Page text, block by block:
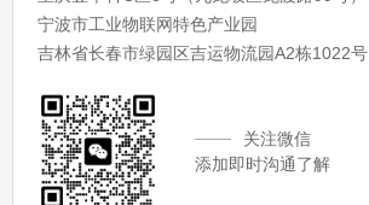
宁波市工业物联网特色产业园
吉林省长春市绿园区吉运物流园A2栋1022号
关注微信
添加即时沟通了解